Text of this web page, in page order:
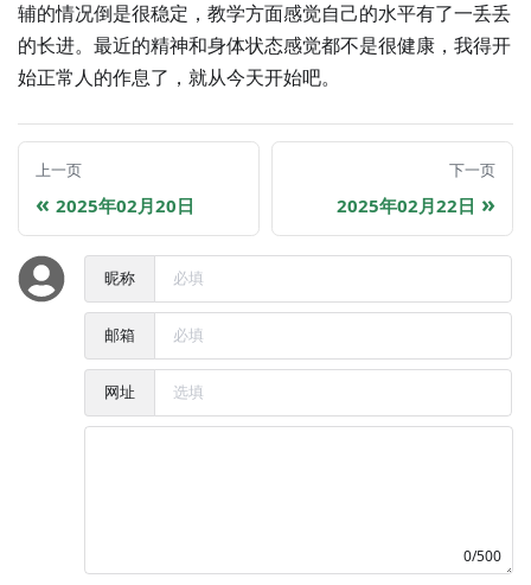
辅的情况倒是很稳定，教学方面感觉自己的水平有了一丢丢
的长进。最近的精神和身体状态感觉都不是很健康，我得开
始正常人的作息了，就从今天开始吧。
上一页
2025年02月20日
下一页
2025年02月22日
昵称
邮箱
网址
0/500